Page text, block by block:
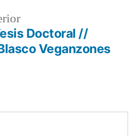
Entrada
anterior:
Doctoral //
Veganzones